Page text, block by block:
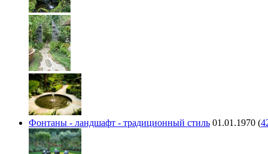
Фонтаны - ландшафт - традиционный стиль 01.01.1970 (